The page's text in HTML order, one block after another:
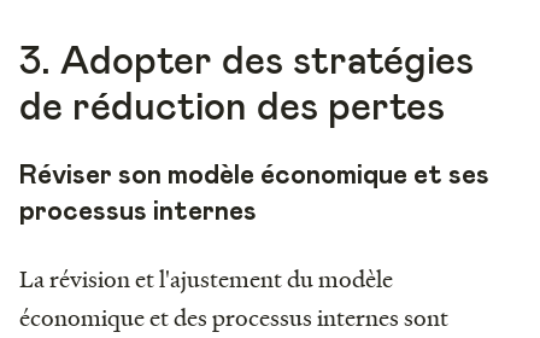
3. Adopter des stratégies
de réduction des pertes
Réviser son modèle économique et ses
processus internes
La révision et l'ajustement du modèle
économique et des processus internes sont